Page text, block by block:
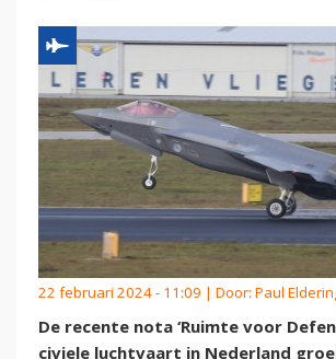
22 februari 2024 - 11:09 | Door: Paul
De recente nota ‘Ruimte voor
civiele luchtvaart in Nederland